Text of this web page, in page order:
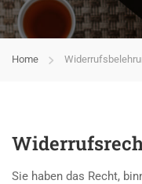
Home
Sie haben das Recht,